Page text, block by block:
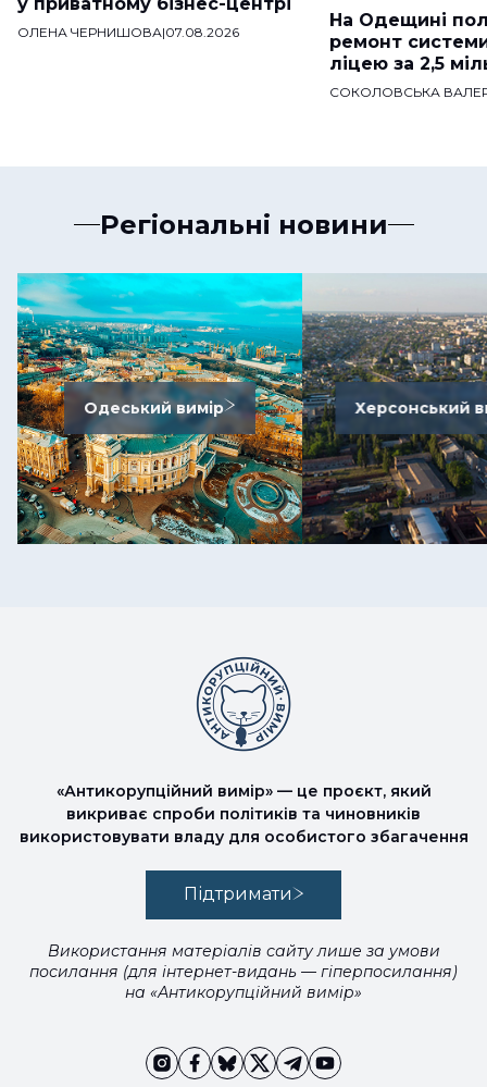
ОЛЕНА ЧЕРНИШОВА|07.08.2026
На Одещині
ремонт
ліцею за 2,5
СОКОЛОВСЬКА
Регіональні новини
Одеський вимір Херсонський
«Антикорупційний вимір» — це проєкт, який
викриває спроби політиків та чиновників
використовувати владу для особистого збагачення
Підтримати
Використання матеріалів сайту лише за умови
посилання (для інтернет-видань — гіперпосилання)
на «Антикорупційний вимір»